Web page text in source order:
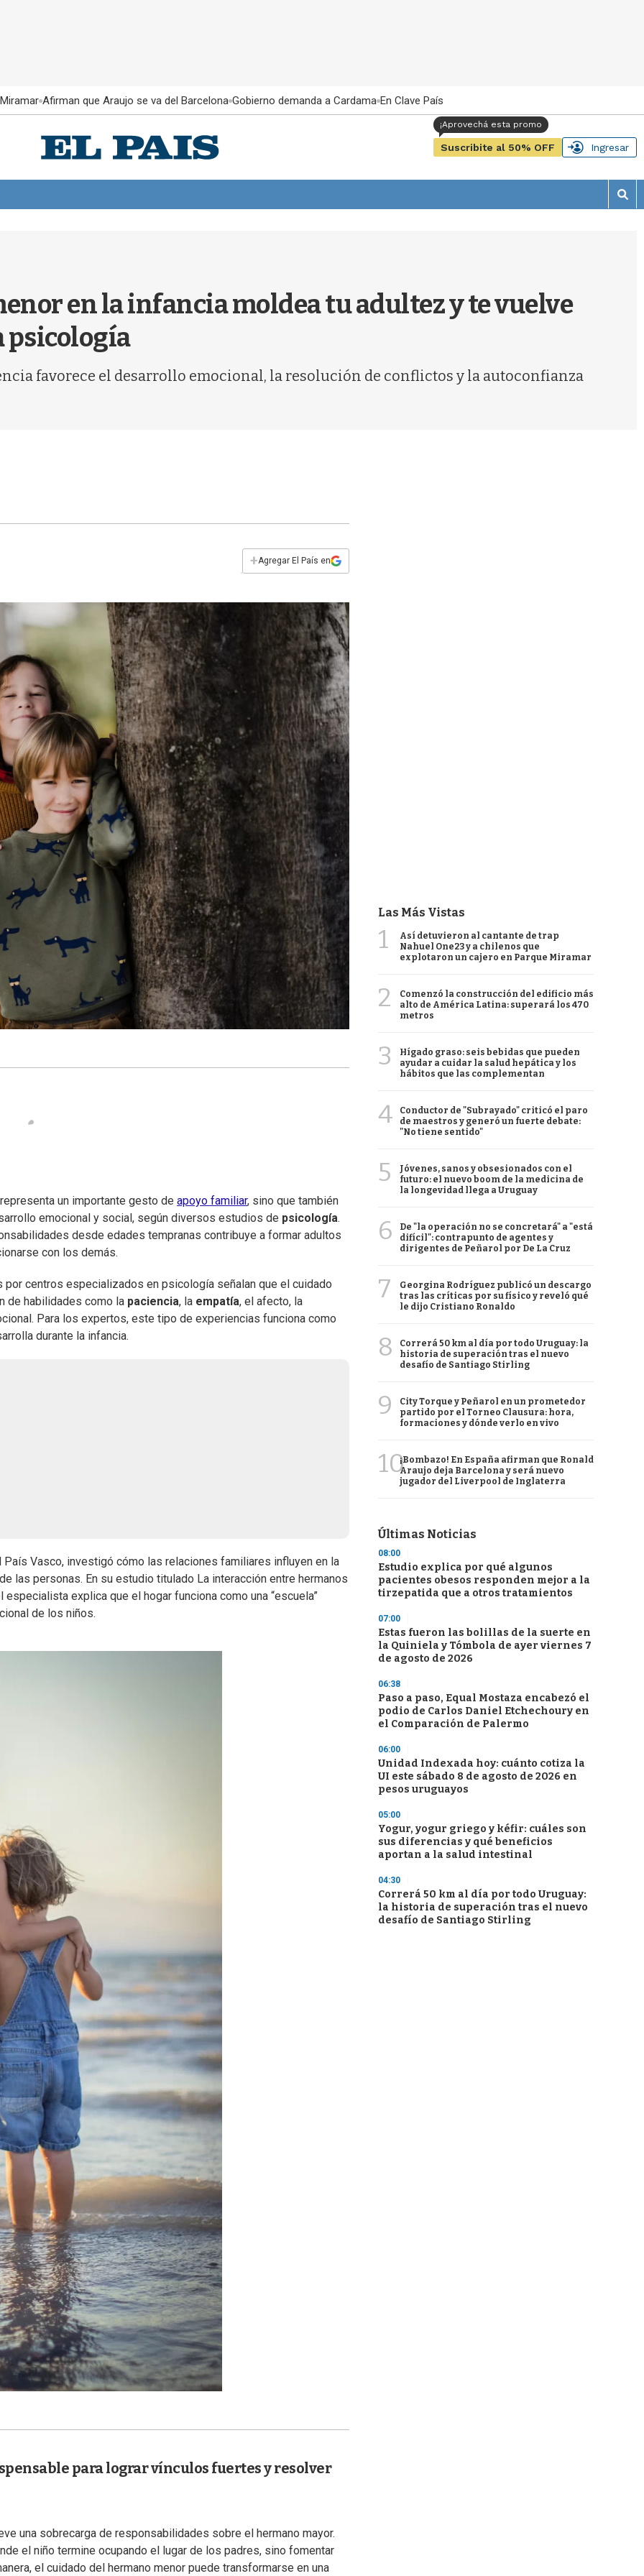
Afirman que Araujo se va del Barcelona Gobierno demanda a Cardama En Clave País
Suscribite al 50% OFF Ingresar
M
o
en la infancia moldea tu adultez y te vuelve
psicología
favorece el desarrollo emocional, la resolución de conflictos y la autoconfianza
+Agregar El País en
un importante gesto de apoyo familiar, sino que también
emocional y social, según diversos estudios de psicología.
desde edades tempranas contribuye a formar adultos
con los demás.
por centros especializados en psicología señalan que el cuidado
de habilidades como la paciencia, la empatía, el afecto, la
Para los expertos, este tipo de experiencias funciona como
durante la infancia.
Vasco, investigó cómo las relaciones familiares influyen en la
de las personas. En su estudio titulado La interacción entre hermanos
explica que el hogar funciona como una “escuela”
de los niños.
para lograr vínculos fuertes y resolver
una sobrecarga de responsabilidades sobre el hermano mayor.
el niño termine ocupando el lugar de los padres, sino fomentar
el cuidado del hermano menor puede transformarse en una
Las Más Vistas
1
Así detuvieron al cantante de trap
Nahuel One23 y a chilenos que
explotaron un cajero en Parque Miramar
2
Comenzó la construcción del edificio más
alto de América Latina: superará los 470
metros
3
Hígado graso: seis bebidas que pueden
ayudar a cuidar la salud hepática y los
hábitos que las complementan
4
Conductor de "Subrayado" criticó el paro
de maestros y generó un fuerte debate:
"No tiene sentido"
5
Jóvenes, sanos y obsesionados con el
futuro: el nuevo boom de la medicina de
la longevidad llega a Uruguay
6
De "la operación no se concretará" a "está
difícil": contrapunto de agentes y
dirigentes de Peñarol por De La Cruz
7
Georgina Rodríguez publicó un descargo
tras las críticas por su físico y reveló qué
le dijo Cristiano Ronaldo
8
Correrá 50 km al día por todo Uruguay: la
historia de superación tras el nuevo
desafío de Santiago Stirling
9
City Torque y Peñarol en un prometedor
partido por el Torneo Clausura: hora,
formaciones y dónde verlo en vivo
10¡Bombazo! En España afirman que Ronald
Araujo deja Barcelona y será nuevo
jugador del Liverpool de Inglaterra
Últimas Noticias
08:00
Estudio explica por qué algunos
pacientes obesos responden mejor a la
tirzepatida que a otros tratamientos
07:00
Estas fueron las bolillas de la suerte en
la Quiniela y Tómbola de ayer viernes 7
de agosto de 2026
06:38
Paso a paso, Equal Mostaza encabezó el
podio de Carlos Daniel Etchechoury en
el Comparación de Palermo
06:00
Unidad Indexada hoy: cuánto cotiza la
UI este sábado 8 de agosto de 2026 en
pesos uruguayos
05:00
Yogur, yogur griego y kéfir: cuáles son
sus diferencias y qué beneficios
aportan a la salud intestinal
04:30
Correrá 50 km al día por todo Uruguay:
la historia de superación tras el nuevo
desafío de Santiago Stirling